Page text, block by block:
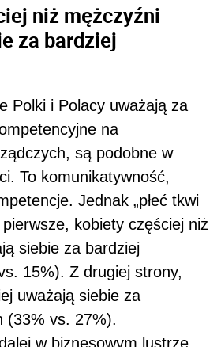
niż mężczyźni
za bardziej
Polki i Polacy uważają za
na
są podobne w
To komunikatywność,
Jednak „płeć tkwi
kobiety częściej niż
siebie za bardziej
15%). Z drugiej strony,
uważają siebie za
(33% vs. 27%).
w biznesowym lustrze,